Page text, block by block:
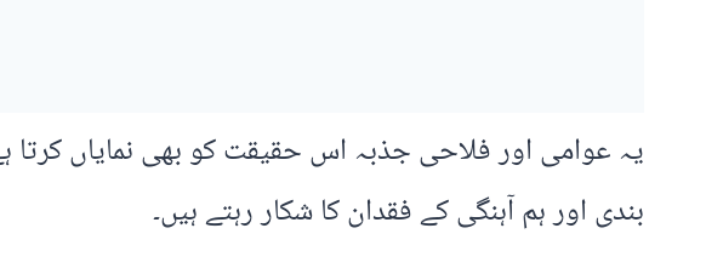
یہ عوامی اور فلاحی جذبہ اس حقیقت کو بھی نمایاں کرتا
بندی اور ہم آہنگی کے فقدان کا شکار رہتے ہیں۔